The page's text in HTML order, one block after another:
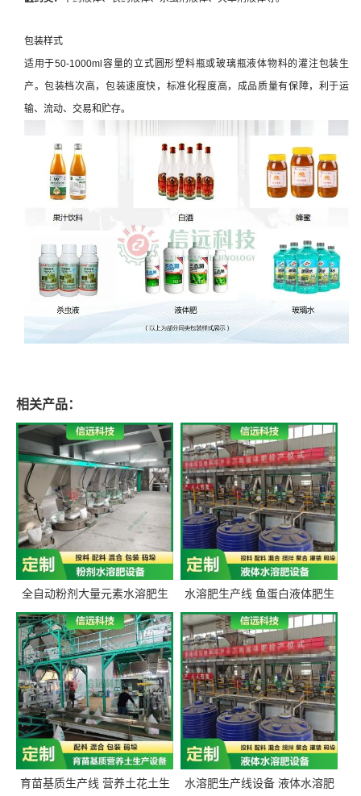
包装样式
适用于50-1000ml容量的立式圆形塑料瓶或玻璃瓶液体物料的灌注包装生
产。包装档次高，包装速度快，标准化程度高，成品质量有保障，利于运
输、流动、交易和贮存。
相关产品：
全自动粉剂大量元素水溶肥生
产设备 信远科技肥料生产设备
源头厂家
水溶肥生产线 鱼蛋白液体肥生
产设备 氨基酸液态肥全套设备
育苗基质生产线 营养土花土生 水溶肥生产线设备 液体水溶肥